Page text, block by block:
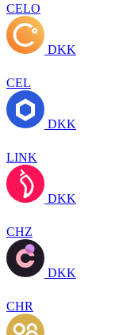
CELO
DKK
CEL
DKK
LINK
DKK
CHZ
DKK
CHR